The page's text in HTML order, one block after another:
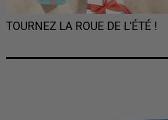
TOURNEZ LA ROUE DE L'ÉTÉ !